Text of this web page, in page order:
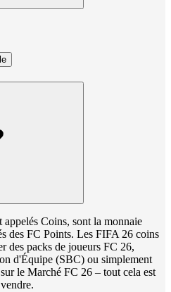
Coins, sont la monnaie
des FC Points. Les FIFA 26 coins
des packs de joueurs FC 26,
d'Équipe (SBC) ou simplement
le Marché FC 26 – tout cela est